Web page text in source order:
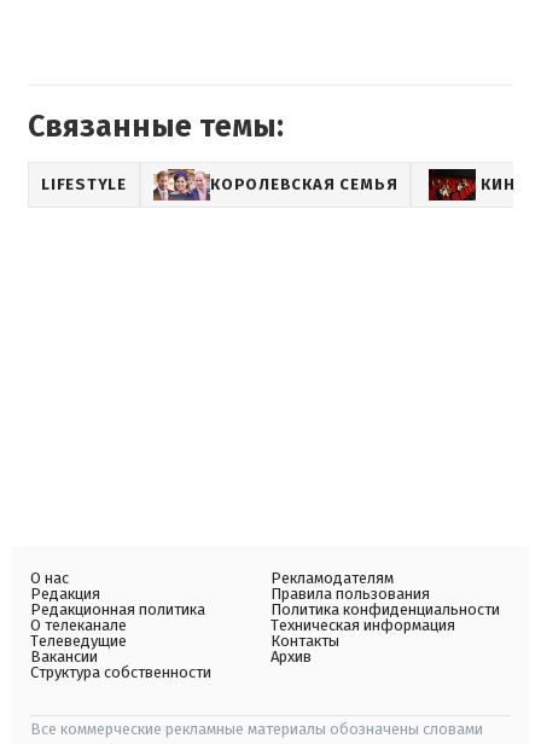
Связанные темы:
LIFESTYLE КОРОЛЕВСКАЯ СЕМЬЯ КИНО
О нас
Редакция
Редакционная политика
О телеканале
Телеведущие
Вакансии
Структура собственности
Рекламодателям
Правила пользования
Политика конфиденциальности
Техническая информация
Контакты
Архив
Все коммерческие рекламные материалы обозначены словами